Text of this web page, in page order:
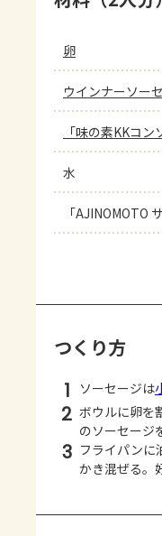
卵
ウインナーソー
「味の素KKコ
水
「AJINOMOTO
つくり方
1 ソーセージは
2 ボウルに卵を
のソーセージ
3 フライパンに
かき混ぜる。